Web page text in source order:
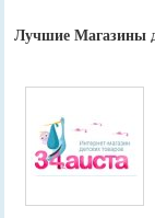
Лучшие Магазины